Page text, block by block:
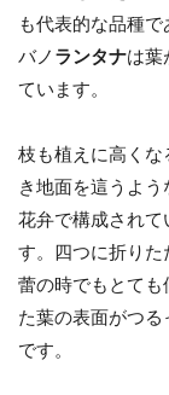
も代表的な品種
バノ ランタナは葉
ています。
枝も植えに高く
き地面を這うよ
花弁で構成され
す。四つに折りた
蕾の時でもとても
た葉の表面がつる
です。